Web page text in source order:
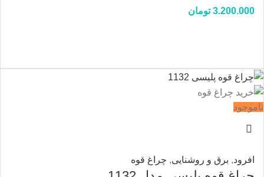
3.200.000 تومان
ناموجود
افرود, برق و روشنایی, چراغ قوه